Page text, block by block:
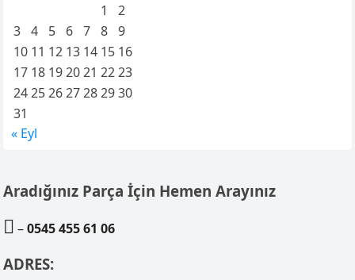
1
2
3
4 5 6 7 8
9
10 11 12 13 14 15 16
17 18 19 20 21 22 23
24 25 26 27 28 29 30
31
« Eyl
Aradığınız Parça İçin Hemen Arayınız
 –0545 455 61 06
ADRES: